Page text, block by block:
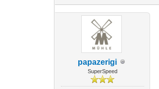
papazerigi
SuperSpeed